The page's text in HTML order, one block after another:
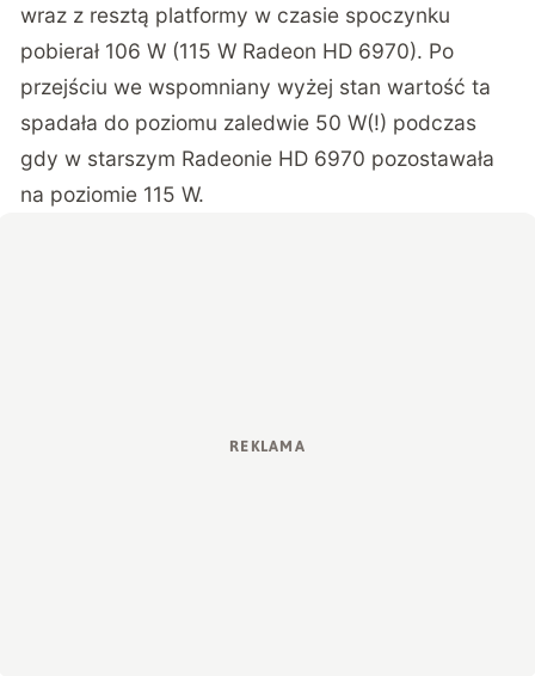
wraz z resztą platformy w czasie spoczynku
pobierał 106 W (115 W Radeon HD 6970). Po
przejściu we wspomniany wyżej stan wartość ta
spadała do poziomu zaledwie 50 W(!) podczas
gdy w starszym Radeonie HD 6970 pozostawała
na poziomie 115 W.